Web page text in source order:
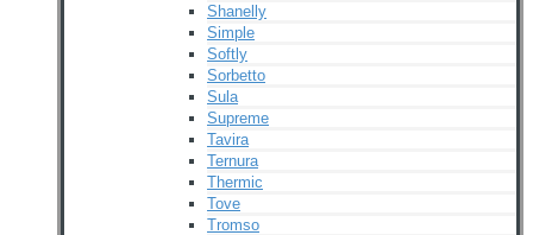
Shanelly
Simple
Softly
Sorbetto
Sula
Supreme
Tavira
Ternura
Thermic
Tove
Tromso